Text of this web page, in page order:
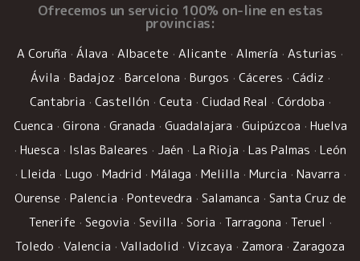
Ofrecemos un servicio 100% on-line en estas
provincias:
A Coruña · Álava · Albacete · Alicante · Almería · Asturias ·
Ávila · Badajoz · Barcelona · Burgos · Cáceres · Cádiz ·
Cantabria · Castellón · Ceuta · Ciudad Real · Córdoba ·
Cuenca · Girona · Granada · Guadalajara · Guipúzcoa · Huelva
· Huesca · Islas Baleares · Jaén · La Rioja · Las Palmas · León
· Lleida · Lugo · Madrid · Málaga · Melilla · Murcia · Navarra ·
Ourense · Palencia · Pontevedra · Salamanca · Santa Cruz de
Tenerife · Segovia · Sevilla · Soria · Tarragona · Teruel ·
Toledo · Valencia · Valladolid · Vizcaya · Zamora · Zaragoza